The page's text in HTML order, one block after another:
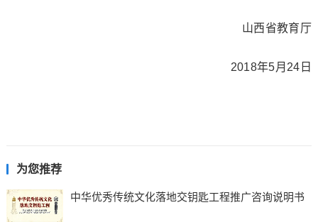
山西省教育厅
2018年5月24日
为您推荐
中华优秀传统文化落地交钥匙工程推广咨询说明书